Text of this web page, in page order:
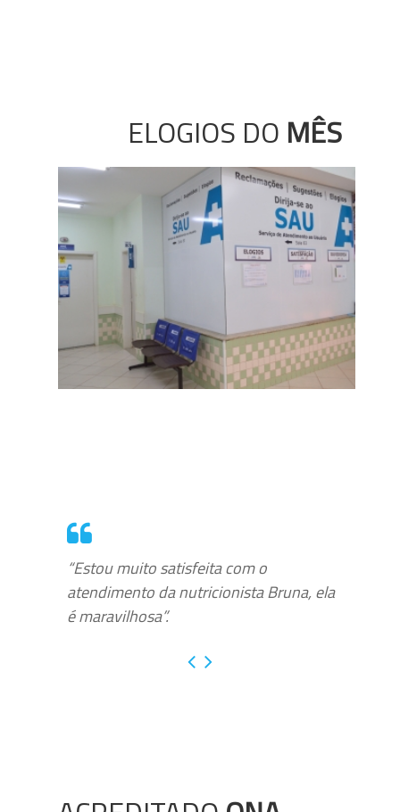
ELOGIOS DO MÊS
“Estou muito satisfeita com o
atendimento da nutricionista Bruna, ela
é maravilhosa”.